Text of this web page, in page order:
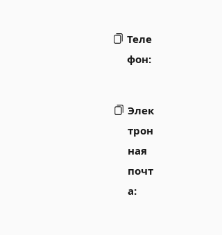
Теле
фон:
Элек
трон
ная
почт
а: